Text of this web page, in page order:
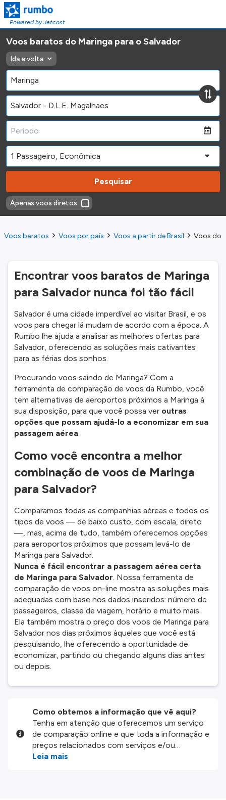
Powered by Jetcost
Voos baratos do Maringa para o Salvador
Ida e volta
Pesquisar
Apenas voos diretos
Voos baratos Voos por país Voos a partir de Brasil Voos do
Encontrar voos baratos de Maringa
para Salvador nunca foi tão fácil
Salvador é uma cidade imperdível ao visitar Brasil, e os
voos para chegar lá mudam de acordo com a época. A
Rumbo lhe ajuda a analisar as melhores ofertas para
Salvador, oferecendo as soluções mais cativantes
para as férias dos sonhos.
Procurando voos saindo de Maringa? Com a
ferramenta de comparação de voos da Rumbo, você
tem alternativas de aeroportos próximos a Maringa à
sua disposição, para que você possa ver outras
opções que possam ajudá-lo a economizar em sua
passagem aérea.
Como você encontra a melhor
combinação de voos de Maringa
para Salvador?
Comparamos todas as companhias aéreas e todos os
tipos de voos — de baixo custo, com escala, direto
—, mas, acima de tudo, também oferecemos opções
para aeroportos próximos que possam levá-lo de
Maringa para Salvador.
Nunca é fácil encontrar a passagem aérea certa
de Maringa para Salvador. Nossa ferramenta de
comparação de voos on-line mostra as soluções mais
adequadas com base nos dados inseridos: número de
passageiros, classe de viagem, horário e muito mais.
Ela também mostra o preço dos voos de Maringa para
Salvador nos dias próximos àqueles que você está
pesquisando, lhe oferecendo a oportunidade de
economizar, partindo ou chegando alguns dias antes
ou depois.
Como obtemos a informação que vê aqui?
Tenha em atenção que oferecemos um serviço
de comparação online e que toda a informação e
preços relacionados com serviços e/ou
produtos disponíveis no nosso website são
Leia mais